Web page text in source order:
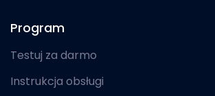
Program
Testuj za darmo
Instrukcja obsługi